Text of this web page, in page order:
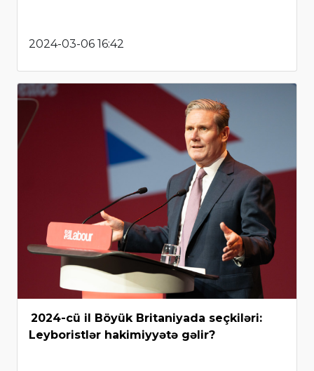
2024-03-06 16:42
2024-cü il Böyük Britaniyada seçkiləri:
Leyboristlər hakimiyyətə gəlir?